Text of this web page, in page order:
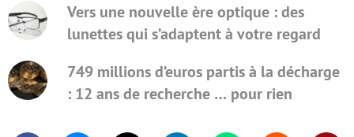
Vers une nouvelle ère optique : des
lunettes qui s’adaptent à votre regard
749 millions d’euros partis à la décharge
: 12 ans de recherche … pour rien